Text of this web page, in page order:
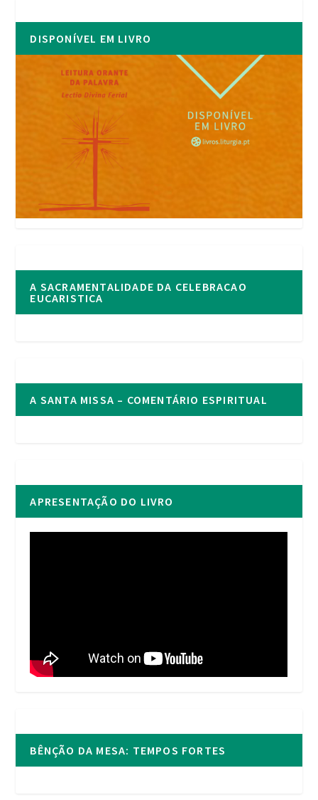
DISPONÍVEL EM LIVRO
A SACRAMENTALIDADE DA CELEBRACAO
EUCARISTICA
A SANTA MISSA – COMENTÁRIO ESPIRITUAL
APRESENTAÇÃO DO LIVRO
BÊNÇÃO DA MESA: TEMPOS FORTES